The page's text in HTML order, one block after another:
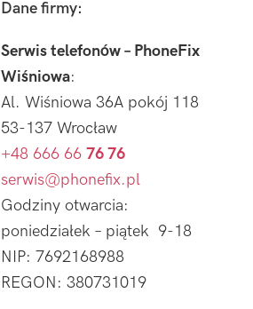
Dane firmy:
Serwis telefonów – PhoneFix
Wiśniowa:
Al. Wiśniowa 36A pokój 118
53-137 Wrocław
+48 666 66 76 76
serwis@phonefix.pl
Godziny otwarcia:
poniedziałek – piątek 9-18
NIP: 7692168988
REGON: 380731019